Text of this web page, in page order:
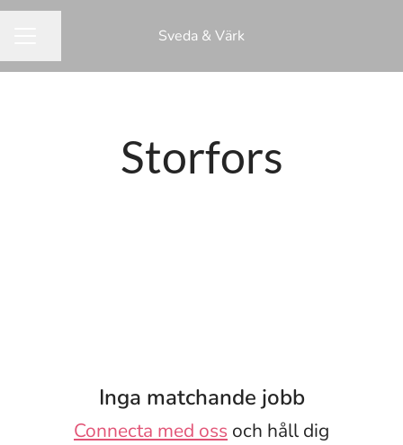
Sveda & Värk
Storfors
Inga matchande jobb
Connecta med oss och håll dig